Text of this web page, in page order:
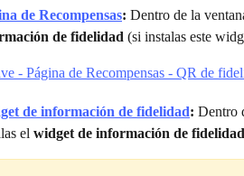
de Recompensas: Dentro de la
de fidelidad (si instalas este
de información de fidelidad: Dentro
el widget de información de fidelidad